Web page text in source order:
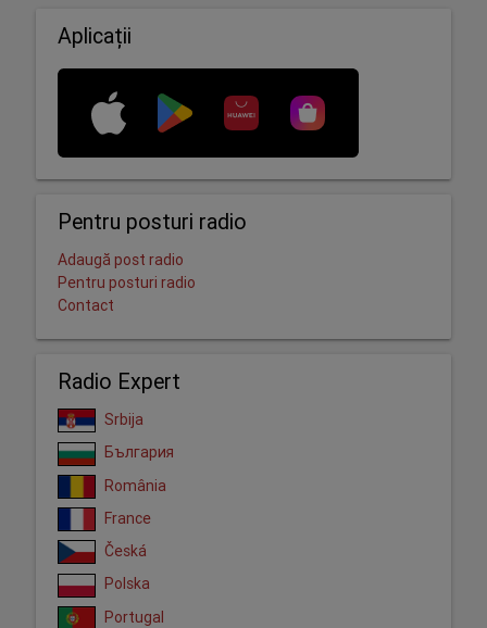
Aplicații
Pentru posturi radio
Adaugă post radio
Pentru posturi radio
Contact
Radio Expert
Srbija
България
România
France
Česká
Polska
Portugal